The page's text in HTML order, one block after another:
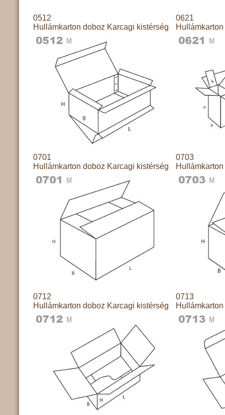
0512
Hullámkarton doboz Karcagi kistérség
0621
0701
Hullámkarton doboz Karcagi kistérség
0703
0712
Hullámkarton doboz Karcagi kistérség
0713